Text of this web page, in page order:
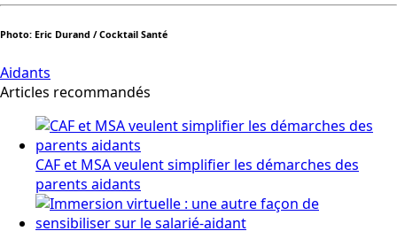
Photo: Eric Durand / Cocktail Santé
Aidants
Articles recommandés
CAF et MSA veulent simplifier les démarches des
parents aidants